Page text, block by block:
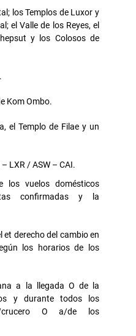
los Templos de Luxor y
el Valle de los Reyes, el
y los Colosos de
Kom Ombo.
el Templo de Filae y un
LXR / ASW – CAI.
los vuelos domésticos
confirmadas y la
et derecho del cambio en
los horarios de los
a la llegada O de la
y durante todos los
crucero O a/de los